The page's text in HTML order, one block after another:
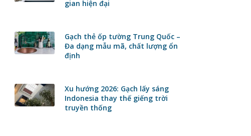
gian hiện đại
Gạch thẻ ốp tường Trung Quốc –
Đa dạng mẫu mã, chất lượng ổn
định
Xu hướng 2026: Gạch lấy sáng
Indonesia thay thế giếng trời
truyền thống